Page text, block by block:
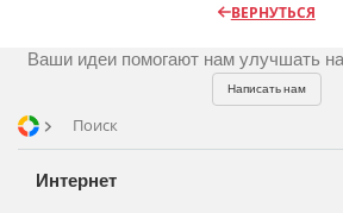
ВЕРНУТЬСЯ
Ваши идеи помогают нам улучшать
Написать нам
Поиск
Интернет
OOH
Партнеры
Портфолио
Публикации
Вакансии
Корзина